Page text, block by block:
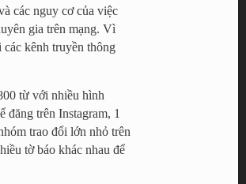
các nguy cơ của việc
gia trên mạng. Vì
kênh truyền thông
từ với nhiều hình
đăng trên Instagram, 1
trao đổi lớn nhỏ trên
tờ báo khác nhau để